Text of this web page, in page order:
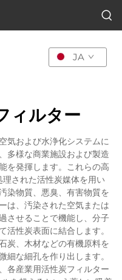
JA
ィルター
気および水浄化システムに
多様な商業施設および製造
を発揮します。これらの高
された活性炭媒体を用い
染物質、悪臭、有害物質を
は、汚染された空気または
させることで機能し、分子
活性炭表面に結合します。
炭、木材などの有機原料を
細な細孔を作り出します。
各産業用活性炭フィルター